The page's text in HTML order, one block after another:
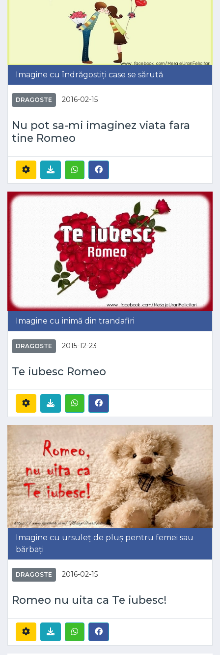
Imagine cu îndrăgostiți case se sărută
DRAGOSTE 2016-02-15
Nu pot sa-mi imaginez viata fara
tine Romeo
Imagine cu inimă din trandafiri
DRAGOSTE 2015-12-23
Te iubesc Romeo
Imagine cu ursuleț de pluș pentru femei sau
bărbați
DRAGOSTE 2016-02-15
Romeo nu uita ca Te iubesc!